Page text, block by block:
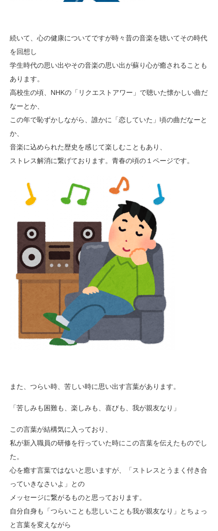
続いて、心の健康についてですが時々昔の音楽を聴いてその時代
を回想し
学生時代の思い出やその音楽の思い出が蘇り心が癒されることも
あります。
高校生の頃、NHKの「リクエストアワー」で聴いた懐かしい曲だ
なーとか、
この年で恥ずかしながら、誰かに「恋していた」頃の曲だなーと
か、
音楽に込められた歴史を感じて楽しむこともあり、
ストレス解消に繋げております。青春の頃の１ページです。
また、つらい時、苦しい時に思い出す言葉があります。
「苦しみも困難も、楽しみも、喜びも、我が親友なり」
この言葉が結構気に入っており、
私が新入職員の研修を行っていた時にこの言葉を伝えたものでし
た。
心を癒す言葉ではないと思いますが、「ストレスとうまく付き合
っていきなさいよ」との
メッセージに繋がるものと思っております。
自分自身も「つらいことも悲しいことも我が親友なり」とちょっ
と言葉を変えながら